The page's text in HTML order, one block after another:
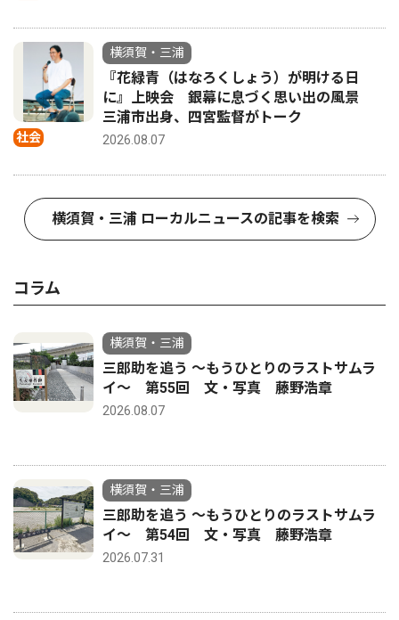
社会
横須賀・三浦
『花緑青（はなろくしょう）が明ける日
に』上映会 銀幕に息づく思い出の風景
三浦市出身、四宮監督がトーク
2026.08.07
横須賀・三浦 ローカルニュースの記事を検索
コラム
横須賀・三浦
三郎助を追う 〜もうひとりのラストサムラ
イ〜 第55回 文・写真 藤野浩章
2026.08.07
横須賀・三浦
三郎助を追う 〜もうひとりのラストサムラ
イ〜 第54回 文・写真 藤野浩章
2026.07.31